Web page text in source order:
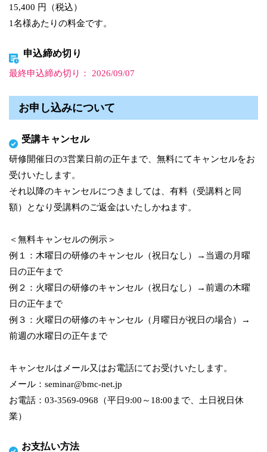
15,400 円（税込）
1名様あたりの料金です。
申込締め切り
最終申込締め切り： 2026/09/07
お申し込みについて
受講キャンセル
研修開催日の3営業日前の正午まで、無料にてキャンセルをお
受けいたします。
それ以降のキャンセルにつきましては、有料（受講料と同
額）となり受講料のご返金はいたしかねます。
＜無料キャンセルの例示＞
例１：木曜日の研修のキャンセル（祝日なし）→当週の月曜
日の正午まで
例２：火曜日の研修のキャンセル（祝日なし）→前週の木曜
日の正午まで
例３：火曜日の研修のキャンセル（月曜日が祝日の場合）→
前週の水曜日の正午まで
キャンセルはメール又はお電話にてお受けいたします。
メール：seminar@bmc-net.jp
お電話：03-3569-0968（平日9:00～18:00まで、土日祝日休
業）
お支払い方法